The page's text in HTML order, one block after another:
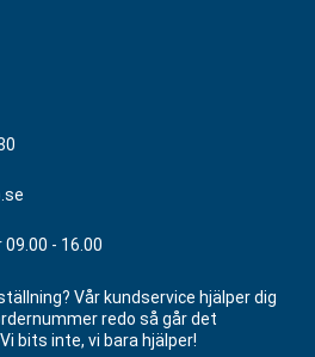
- 16.00
Vår kundservice hjälper dig
redo så går det
bits inte, vi bara hjälper!